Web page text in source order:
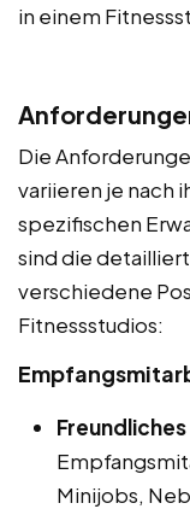
in einem
Die
variieren je nach
spezifischen
sind die
verschiedene
Fitnessstudios:
Minijobs,